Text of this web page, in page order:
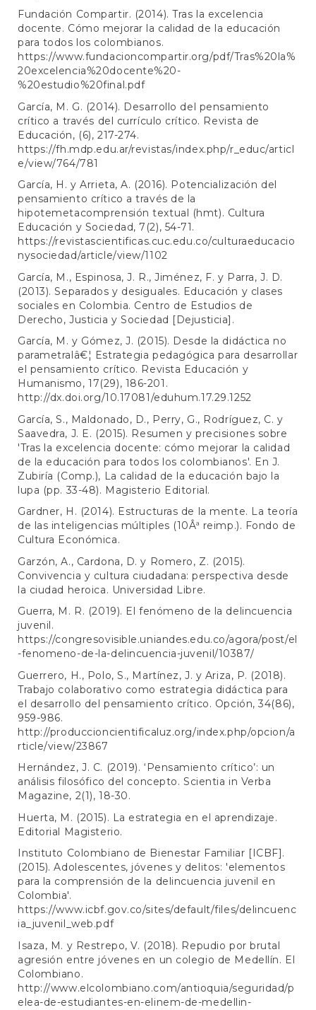
Fundación Compartir. (2014). Tras la excelencia
docente. Cómo mejorar la calidad de la educación
para todos los colombianos.
https://www.fundacioncompartir.org/pdf/Tras%20la%
20excelencia%20docente%20-
%20estudio%20final.pdf
García, M. G. (2014). Desarrollo del pensamiento
crítico a través del currículo crítico. Revista de
Educación, (6), 217-274.
https://fh.mdp.edu.ar/revistas/index.php/r_educ/articl
e/view/764/781
García, H. y Arrieta, A. (2016). Potencialización del
pensamiento crítico a través de la
hipotemetacomprensión textual (hmt). Cultura
Educación y Sociedad, 7(2), 54-71.
https://revistascientificas.cuc.edu.co/culturaeducacio
nysociedad/article/view/1102
García, M., Espinosa, J. R., Jiménez, F. y Parra, J. D.
(2013). Separados y desiguales. Educación y clases
sociales en Colombia. Centro de Estudios de
Derecho, Justicia y Sociedad [Dejusticia].
García, M. y Gómez, J. (2015). Desde la didáctica no
parametralâ€¦ Estrategia pedagógica para desarrollar
el pensamiento crítico. Revista Educación y
Humanismo, 17(29), 186-201.
http://dx.doi.org/10.17081/eduhum.17.29.1252
García, S., Maldonado, D., Perry, G., Rodríguez, C. y
Saavedra, J. E. (2015). Resumen y precisiones sobre
'Tras la excelencia docente: cómo mejorar la calidad
de la educación para todos los colombianos'. En J.
Zubiría (Comp.), La calidad de la educación bajo la
lupa (pp. 33-48). Magisterio Editorial.
Gardner, H. (2014). Estructuras de la mente. La teoría
de las inteligencias múltiples (10Âª reimp.). Fondo de
Cultura Económica.
Garzón, A., Cardona, D. y Romero, Z. (2015).
Convivencia y cultura ciudadana: perspectiva desde
la ciudad heroica. Universidad Libre.
Guerra, M. R. (2019). El fenómeno de la delincuencia
juvenil.
https://congresovisible.uniandes.edu.co/agora/post/el
-fenomeno-de-la-delincuencia-juvenil/10387/
Guerrero, H., Polo, S., Martínez, J. y Ariza, P. (2018).
Trabajo colaborativo como estrategia didáctica para
el desarrollo del pensamiento crítico. Opción, 34(86),
959-986.
http://produccioncientificaluz.org/index.php/opcion/a
rticle/view/23867
Hernández, J. C. (2019). ‘Pensamiento crítico’: un
análisis filosófico del concepto. Scientia in Verba
Magazine, 2(1), 18-30.
Huerta, M. (2015). La estrategia en el aprendizaje.
Editorial Magisterio.
Instituto Colombiano de Bienestar Familiar [ICBF].
(2015). Adolescentes, jóvenes y delitos: 'elementos
para la comprensión de la delincuencia juvenil en
Colombia'.
https://www.icbf.gov.co/sites/default/files/delincuenc
ia_juvenil_web.pdf
Isaza, M. y Restrepo, V. (2018). Repudio por brutal
agresión entre jóvenes en un colegio de Medellín. El
Colombiano.
http://www.elcolombiano.com/antioquia/seguridad/p
elea-de-estudiantes-en-elinem-de-medellin-